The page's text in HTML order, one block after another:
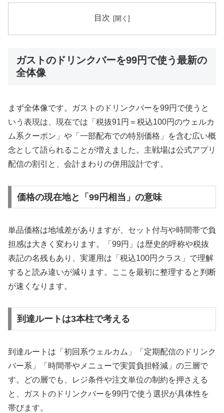
目次
ガストのドリンクバーを99円で使う最新の
全体像
まず全体像です。ガストのドリンクバーを99円で使うと
いう表現は、現在では「税抜91円＝税込100円のウェルカ
ム系クーポン」や「一部配布での特別価格」を含む広い概
念として語られることが増えました。主戦場は公式アプリ
配信の割引と、会計まわりの併用設計です。
価格の現在地と「99円相当」の意味
単品価格は地域差がありますが、セット付与や時間帯で負
担感は大きく変わります。「99円」は歴史的呼称や税抜
表記の名残もあり、実運用は「税込100円クラス」で理解
すると読み違いが減ります。ここを最初に整理すると判断
が速くなります。
到達ルートは3本柱で考える
到達ルートは「初回系ウェルカム」「定期配信のドリンク
バー系」「時間帯やメニューで実質負担軽減」の三層で
す。どの層でも、レジ条件や注文単位の制約を押さえる
と、ガストのドリンクバーを99円で使う選択が具体性を
帯びます。